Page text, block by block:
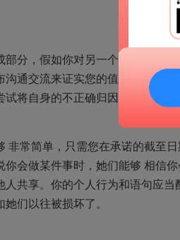
分，假如你对另一个人不安全
沟通交流来证实您的值得信赖性
将自身的不正确归因于别人，
非常简单，只需您在承诺的截至
你会做某件事时，她们能够 相信
共享。你的个人行为和语句应
们以往被损坏了。